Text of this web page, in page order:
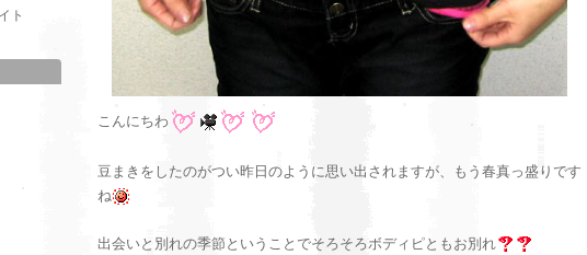
ト
こんにちわ
豆まきをしたのがつい昨日のように思い出されますが、もう春真っ盛りです
ね
出会いと別れの季節ということでそろそろボディピともお別れ